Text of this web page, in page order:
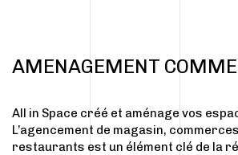
AMENAGEMENT
All in Space créé et aménage vos
L’agencement de magasin,
restaurants est un élément clé de la